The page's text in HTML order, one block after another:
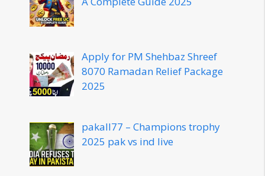
Apply for PM Shehbaz Shreef
8070 Ramadan Relief Package
2025
pakall77 – Champions trophy
2025 pak vs ind live